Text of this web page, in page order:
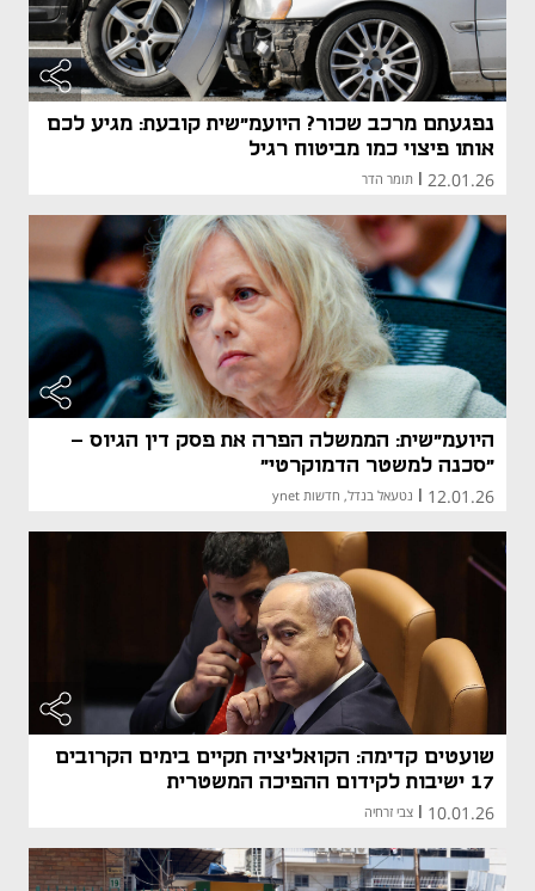
נפגעתם מרכב שכור? היועמ"שית קובעת: מגיע לכם
אותו פיצוי כמו מביטוח רגיל
22.01.26 תומר הדר
היועמ"שית: הממשלה הפרה את פסק דין הגיוס -
"סכנה למשטר הדמוקרטי"
12.01.26 נטעאל בנדל, חדשות ynet
שועטים קדימה: הקואליציה תקיים בימים הקרובים
17 ישיבות לקידום ההפיכה המשטרית
10.01.26 צבי זרחיה